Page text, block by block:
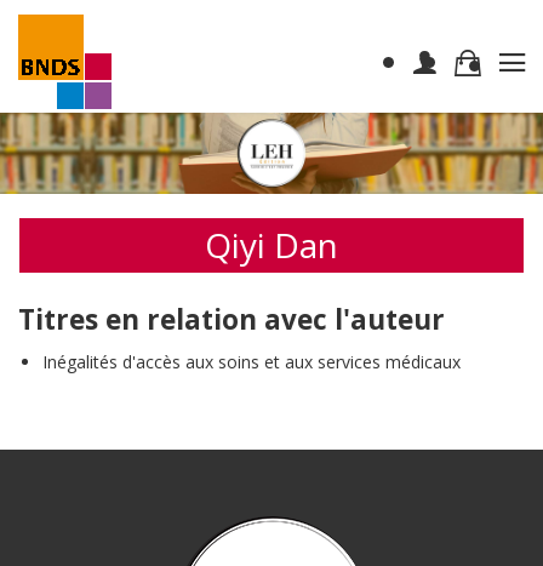
Qiyi Dan
Titres en relation avec l'auteur
Inégalités d'accès aux soins et aux services médicaux